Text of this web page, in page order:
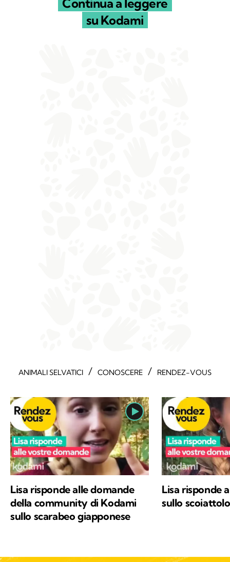
Continua a leggere
su Kodami
ANIMALI SELVATICI / CONOSCERE / RENDEZ-VOUS
Lisa risponde alle domande
della community di Kodami
sullo scarabeo giapponese
Lisa risponde
sullo